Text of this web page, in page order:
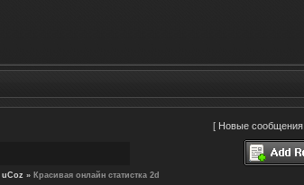
[ Новые сообщения
uCoz » Красивая онлайн статистка 2d